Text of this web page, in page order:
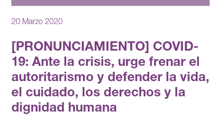
20 Marzo 2020
[PRONUNCIAMIENTO] COVID-
19: Ante la crisis, urge frenar el
autoritarismo y defender la vida,
el cuidado, los derechos y la
dignidad humana